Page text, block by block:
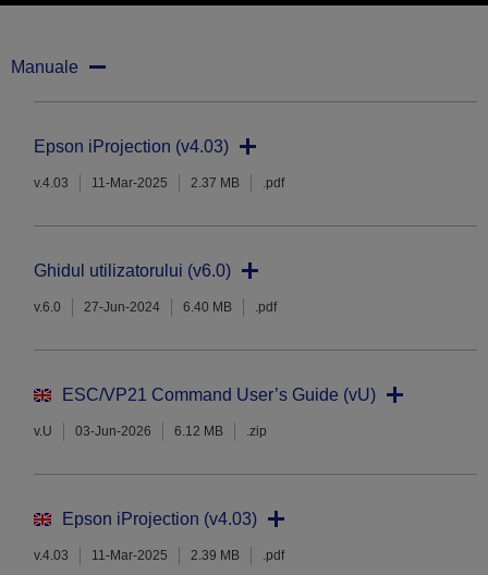
Manuale
Epson iProjection (v4.03)
v.4.03 11-Mar-2025 2.37 MB .pdf
Ghidul utilizatorului (v6.0)
v.6.0 27-Jun-2024 6.40 MB .pdf
ESC/VP21 Command User’s Guide (vU)
v.U 03-Jun-2026 6.12 MB .zip
Epson iProjection (v4.03)
v.4.03 11-Mar-2025 2.39 MB .pdf